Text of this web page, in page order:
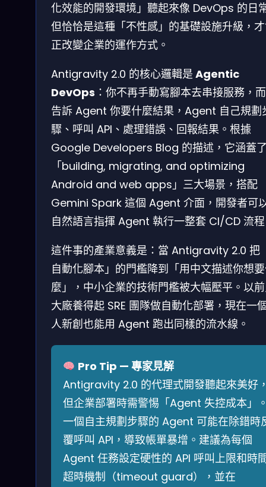
化效能的開發環境」聽起來像 DevOps 的日
但恰恰是這種「不性感」的基礎設施升級，
正改變企業的運作方式。
Antigravity 2.0 的核心邏輯是Agentic
DevOps ：你不再手動寫腳本去串接服務，
告訴 Agent 你要什麼結果，Agent 自己規劃
驟、呼叫 API、處理錯誤、回報結果。根據
Google Developers Blog 的描述，它涵蓋
「building, migrating, and optimizing
Android and web apps」三大場景，搭配
Gemini Spark 這個 Agent 介面，開發者可
自然語言指揮 Agent 執行一整套 CI/CD 流
這件事的產業意義是：當 Antigravity 2.0 把
自動化腳本」的門檻降到「用中文描述你想
麼」，中小企業的技術門檻被大幅壓平。以
大廠養得起 SRE 團隊做自動化部署，現在一
人新創也能用 Agent 跑出同樣的流水線。
Pro Tip — 專家見解
Antigravity 2.0 的代理式開發聽起來美好
但企業部署時需警惕「Agent 失控成本」
一個自主規劃步驟的 Agent 可能在除錯時
覆呼叫 API，導致帳單暴增。建議為每個
Agent 任務設定硬性的 API 呼叫上限和時
超時機制（timeout guard），並在